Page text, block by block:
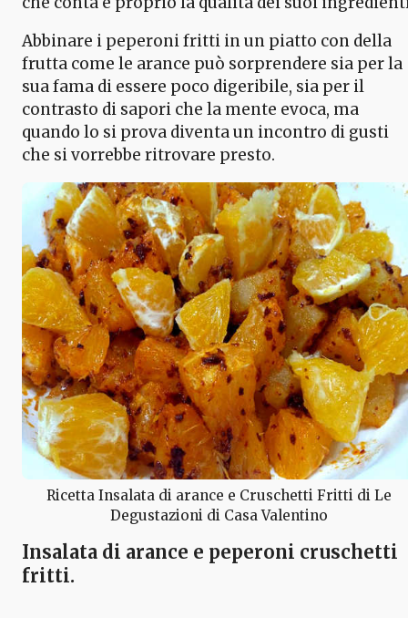
Abbinare i peperoni fritti in un piatto con della
frutta come le arance può sorprendere sia per la
sua fama di essere poco digeribile, sia per il
contrasto di sapori che la mente evoca, ma
quando lo si prova diventa un incontro di gusti
che si vorrebbe ritrovare presto.
Ricetta Insalata di arance e Cruschetti Fritti di Le
Degustazioni di Casa Valentino
Insalata di arance e peperoni cruschetti
fritti.